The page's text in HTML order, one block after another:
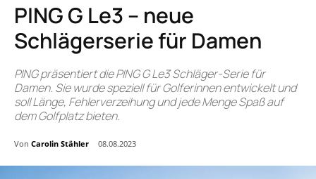
PING G Le3 – neue
Schlägerserie für Damen
PING präsentiert die PING G Le3 Schläger-Serie für
Damen. Sie wurde speziell für Golferinnen entwickelt und
soll Länge, Fehlerverzeihung und jede Menge Spaß auf
dem Golfplatz bieten.
Von Carolin Stähler 08.08.2023